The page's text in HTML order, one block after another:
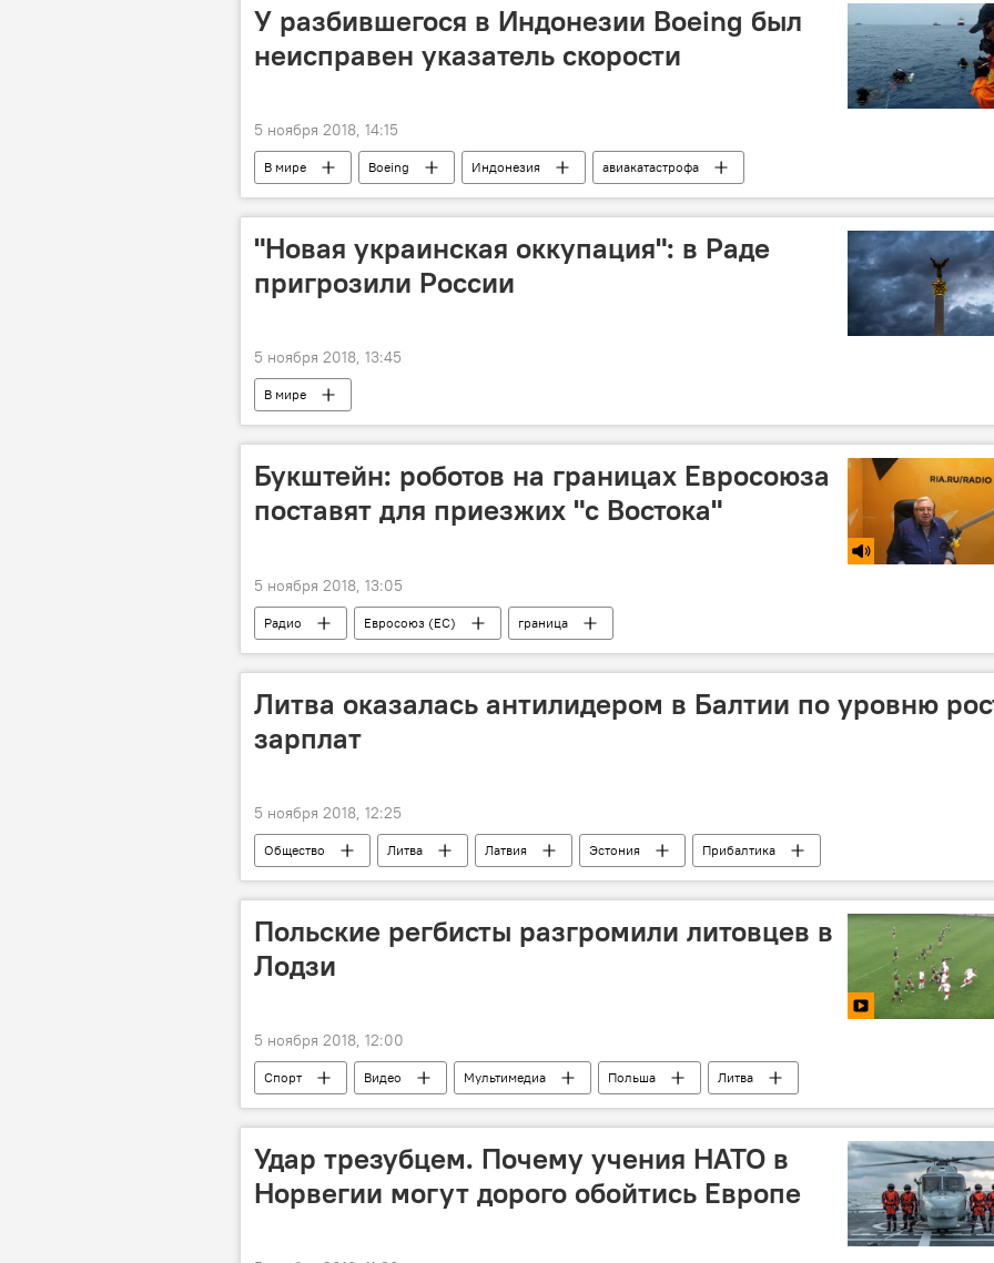
У разбившегося в Индонезии Boeing был
неисправен указатель скорости
5 ноября 2018, 14:15
В мире Boeing Индонезия авиакатастрофа
"Новая украинская оккупация": в Раде
пригрозили России
5 ноября 2018, 13:45
В мире
Букштейн: роботов на границах Евросоюза
поставят для приезжих "с Востока"
5 ноября 2018, 13:05
Радио Евросоюз (ЕС) граница
Литва оказалась антилидером в Балтии по уровню
зарплат
5 ноября 2018, 12:25
Общество Литва Латвия Эстония
Прибалтика
заработная плата
Польские регбисты разгромили литовцев в
Лодзи
5 ноября 2018, 12:00
Спорт Видео Мультимедиа Польша Литва
Удар трезубцем. Почему учения НАТО в
Норвегии могут дорого обойтись Европе